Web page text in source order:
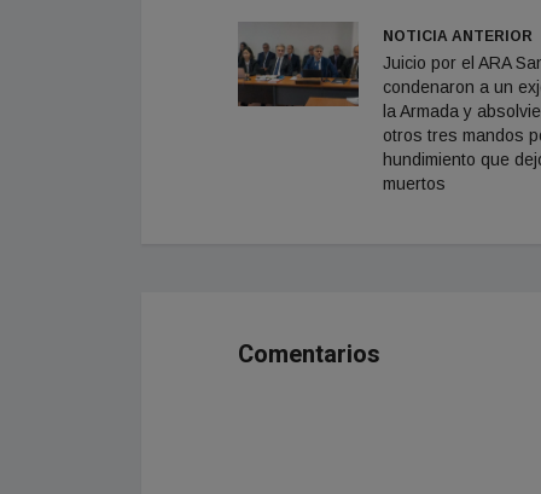
NOTICIA ANTERIOR
Juicio por el ARA
condenaron a un
la Armada y
otros tres mandos
hundimiento que
muertos
Comentarios